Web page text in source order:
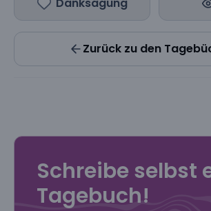
Zurück zu den
Schreibe selbst
Tagebuch!